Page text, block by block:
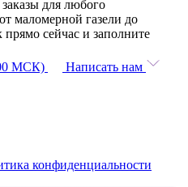
для любого
маломерной газели до
сейчас и заполните
МСК)
Написать нам
конфиденциальности